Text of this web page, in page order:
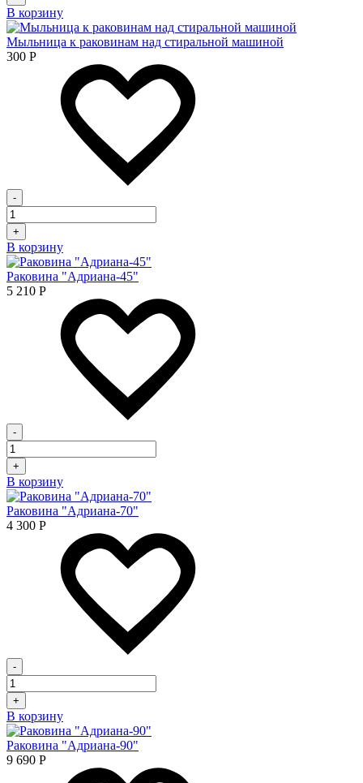
В корзину
Мыльница к раковинам над стиральной машиной
300 Р
-
+
В корзину
Раковина "Адриана-45"
5 210 Р
-
+
В корзину
Раковина "Адриана-70"
4 300 Р
-
+
В корзину
Раковина "Адриана-90"
9 690 Р